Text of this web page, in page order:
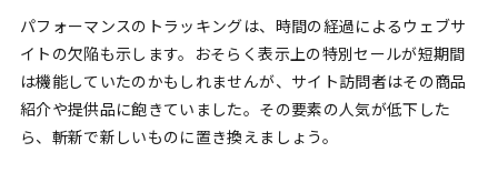
パフォーマンスのトラッキングは、時間の経過によるウェブサ
イトの欠陥も示します。おそらく表示上の特別セールが短期間
は機能していたのかもしれませんが、サイト訪問者はその商品
紹介や提供品に飽きていました。その要素の人気が低下した
ら、斬新で新しいものに置き換えましょう。